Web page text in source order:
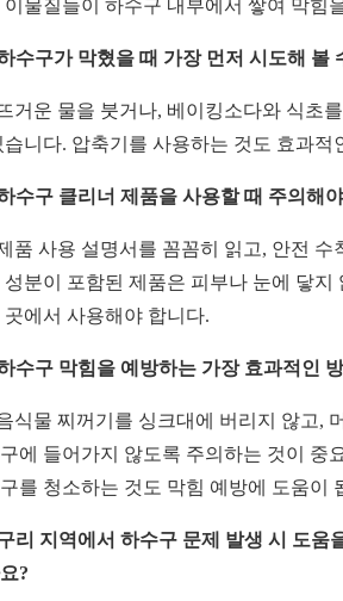
이물질들이 하수구 내부에서 쌓여 막힘
수구가 막혔을 때 가장 먼저 시도해 볼
거운 물을 붓거나, 베이킹소다와 식초
습니다. 압축기를 사용하는 것도 효과적
수구 클리너 제품을 사용할 때 주의해
품 사용 설명서를 꼼꼼히 읽고, 안전 수
성분이 포함된 제품은 피부나 눈에 닿지
곳에서 사용해야 합니다.
수구 막힘을 예방하는 가장 효과적인
식물 찌꺼기를 싱크대에 버리지 않고,
에 들어가지 않도록 주의하는 것이 중
를 청소하는 것도 막힘 예방에 도움이
리 지역에서 하수구 문제 발생 시 도움
?